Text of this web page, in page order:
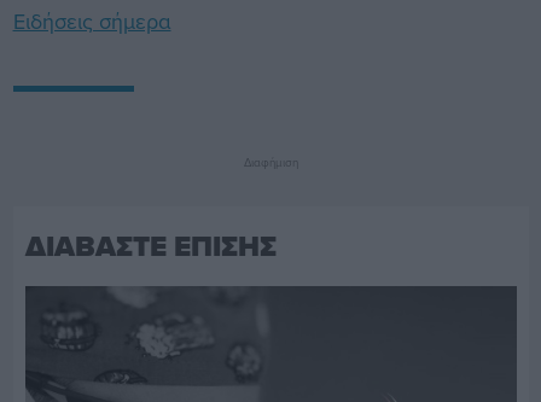
Ειδήσεις σήμερα
Διαφήμιση
ΔΙΑΒΑΣΤΕ ΕΠΙΣΗΣ